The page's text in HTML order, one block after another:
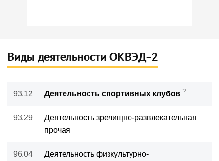
Виды деятельности ОКВЭД-2
93.12 Деятельность спортивных клубов ?
93.29
Деятельность зрелищно-развлекательная
прочая
96.04
Деятельность физкультурно-